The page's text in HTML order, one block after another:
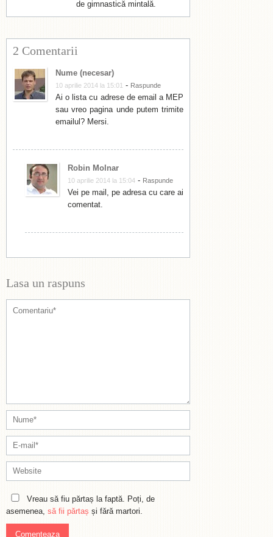
de gimnastică mintală.
2 Comentarii
Nume (necesar)
10 aprilie 2014 la 15:01 - Raspunde
Ai o lista cu adrese de email a MEP
sau vreo pagina unde putem trimite
emailul? Mersi.
Robin Molnar
10 aprilie 2014 la 15:04 - Raspunde
Vei pe mail, pe adresa cu care ai
comentat.
Lasa un raspuns
Vreau să fiu părtaș la faptă. Poți, de
asemenea, să fii părtaș și fără martori.